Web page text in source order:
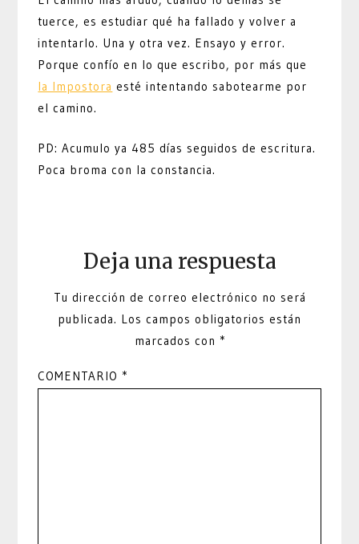
tuerce, es estudiar qué ha fallado y volver a
intentarlo. Una y otra vez. Ensayo y error.
Porque confío en lo que escribo, por más que
la Impostora esté intentando sabotearme por
el camino.
PD: Acumulo ya 485 días seguidos de escritura.
Poca broma con la constancia.
Deja una respuesta
Tu dirección de correo electrónico no será
publicada. Los campos obligatorios están
marcados con *
COMENTARIO *